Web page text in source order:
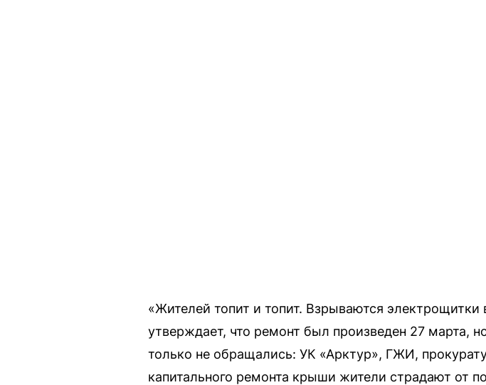
«Жителей топит и топит. Взрываются
утверждает, что ремонт был произведен 27 марта,
только не обращались: УК «Арктур», ГЖИ,
капитального ремонта крыши жители страдают от